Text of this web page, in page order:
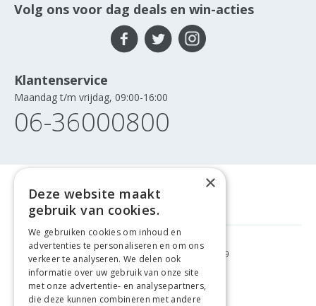
Volg ons voor dag deals en win-acties
Klantenservice
Maandag t/m vrijdag, 09:00-16:00
06-36000800
GRATIS VERZENDING VANAF €99
GEMAKKELIJKRETOURNEREN
×
Deze website maakt
gebruik van cookies.
We gebruiken cookies om inhoud en
advertenties te personaliseren en om ons
verkeer te analyseren. We delen ook
informatie over uw gebruik van onze site
met onze advertentie- en analysepartners,
die deze kunnen combineren met andere